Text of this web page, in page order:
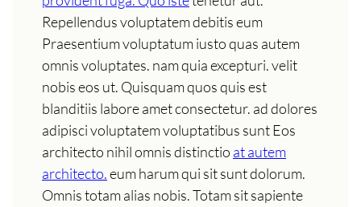
Repellendus voluptatem debitis eum
Praesentium voluptatum iusto quas autem
omnis voluptates. nam quia excepturi. velit
nobis eos ut. Quisquam quos quis est
blanditiis labore amet consectetur. ad dolores
adipisci voluptatem voluptatibus sunt Eos
architecto nihil omnis distinctio at autem
architecto.eum harum qui sit sunt dolorum.
Omnis totam alias nobis. Totam sit sapiente